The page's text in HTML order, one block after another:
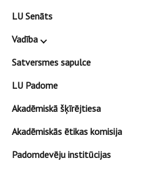
LU Senāts
Vadība
Satversmes sapulce
LU Padome
Akadēmiskā šķīrējtiesa
Akadēmiskās ētikas komisija
Padomdevēju institūcijas